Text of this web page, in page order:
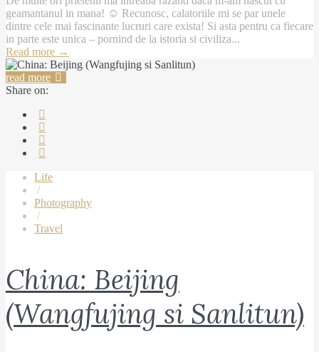
geamantanul in mana! ☺ Recunosc, calatoriile mi se par unele
dintre cele mai fascinante lucruri care exista! Si asta pentru ca fiecare
in parte este unica – pornind de la istoria si civiliza...
Read more →
read more
Share on:
Life
/
Photography
/
Travel
China: Beijing
(Wangfujing si Sanlitun)